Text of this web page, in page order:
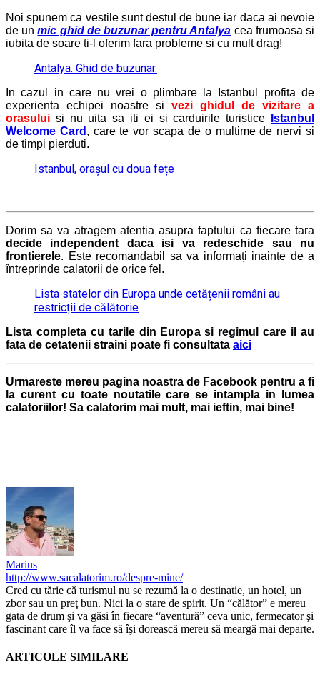
Noi spunem ca vestile sunt destul de bune iar daca ai nevoie
de unmic ghid de buzunar pentru Antalya cea frumoasa si
iubita de soare ti-l oferim fara probleme si cu mult drag!
Antalya. Ghid de buzunar.
In cazul in care nu vrei o plimbare la Istanbul profita de
experienta echipei noastre si vezi ghidul de vizitare a
orasului si nu uita sa iti ei si carduirile turistice
Istanbul
Welcome Card , care te vor scapa de o multime de nervi si
de timpi pierduti.
Istanbul, orașul cu doua fețe
Dorim sa va atragem atentia asupra faptului ca fiecare tara
decide independent daca isi va redeschide sau nu
frontierele. Este recomandabil sa va informați inainte de a
întreprinde calatorii de orice fel.
Lista statelor din Europa unde cetățenii români au
restricții de călătorie
Lista completa cu tarile din Europa si regimul care il au
fata de cetatenii straini poate fi consultata aici
Urmareste mereu pagina noastra de Facebook pentru a fi
la curent cu toate noutatile care se intampla in lumea
calatoriilor! Sa calatorim mai mult, mai ieftin, mai bine!
Marius
http://www.sacalatorim.ro/despre-mine/
Cred cu tărie că turismul nu se rezumă la o destinatie, un hotel, un
zbor sau un preţ bun. Nici la o stare de spirit. Un “călător” e mereu
gata de drum şi va găsi în fiecare “aventură” ceva unic, fermecator şi
fascinant care îl va face să îşi dorească mereu să meargă mai departe.
ARTICOLE SIMILARE